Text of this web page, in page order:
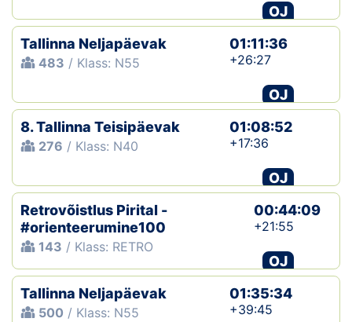
OJ
Tallinna Neljapäevak
483 / Klass: N55
01:11:36
+26:27
OJ
8. Tallinna Teisipäevak
276 / Klass: N40
01:08:52
+17:36
OJ
Retrovõistlus Pirital -
#orienteerumine100
143 / Klass: RETRO
00:44:09
+21:55
OJ
Tallinna Neljapäevak
500 / Klass: N55
01:35:34
+39:45